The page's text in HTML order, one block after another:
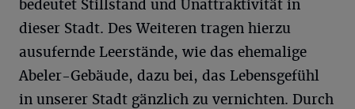
bedeutet Stillstand und Unattraktivität in
dieser Stadt. Des Weiteren tragen hierzu
ausufernde Leerstände, wie das ehemalige
Abeler-Gebäude, dazu bei, das Lebensgefühl
in unserer Stadt gänzlich zu vernichten. Durch